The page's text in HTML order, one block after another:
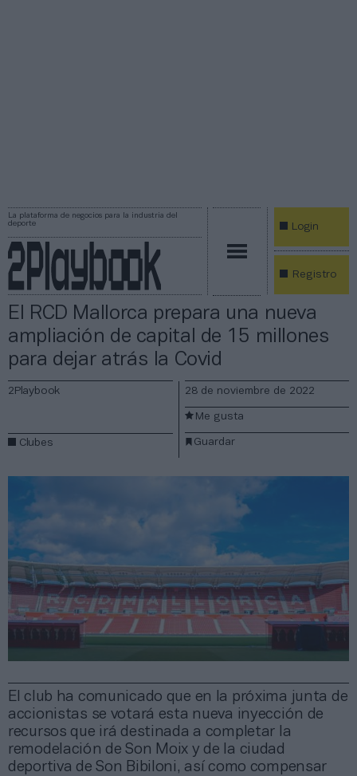
La plataforma de negocios para la industria del
deporte
Login
Registro
El RCD Mallorca prepara una nueva
ampliación de capital de 15 millones
para dejar atrás la Covid
El club ha comunicado que en la próxima junta de
accionistas se votará esta nueva inyección de
recursos que irá destinada a completar la
remodelación de Son Moix y de la ciudad
deportiva de Son Bibiloni, así como compensar
2Playbook
Clubes
28 de noviembre de 2022
Guardar
Me gusta